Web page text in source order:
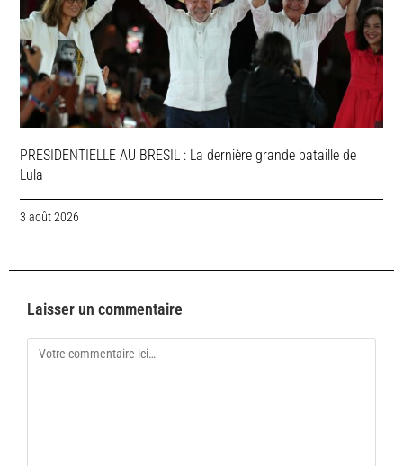
PRESIDENTIELLE AU BRESIL : La dernière grande bataille de
Lula
3 août 2026
Laisser un commentaire